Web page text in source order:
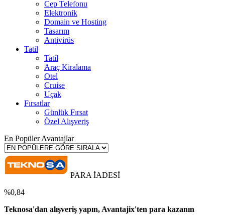
Cep Telefonu
Elektronik
Domain ve Hosting
Tasarım
Antivirüs
Tatil
Tatil
Araç Kiralama
Otel
Cruise
Uçak
Fırsatlar
Günlük Fırsat
Özel Alışveriş
En Popüler Avantajlar
PARA İADESİ
%0,84
Teknosa'dan alışveriş yapın, Avantajix'ten para kazanın